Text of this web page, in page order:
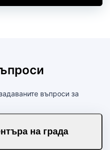
въпроси за
на града